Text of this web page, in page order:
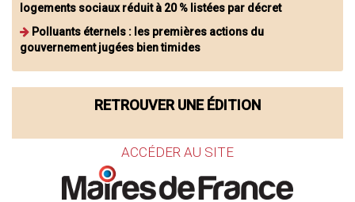
logements sociaux réduit à 20 % listées par décret
Polluants éternels : les premières actions du
gouvernement jugées bien timides
RETROUVER UNE ÉDITION
ACCÉDER AU SITE